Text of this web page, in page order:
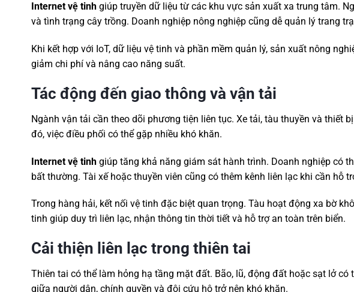
Internet vệ tinh giúp truyền dữ liệu từ các khu vực sản xuất xa trung tâm.
và tình trạng cây trồng. Doanh nghiệp nông nghiệp cũng dễ quản lý trang
Khi kết hợp với IoT, dữ liệu vệ tinh và phần mềm quản lý, sản xuất nông
giảm chi phí và nâng cao năng suất.
Tác động đến giao thông và vận tải
Ngành vận tải cần theo dõi phương tiện liên tục. Xe tải, tàu thuyền và thiết
đó, việc điều phối có thể gặp nhiều khó khăn.
Internet vệ tinh giúp tăng khả năng giám sát hành trình. Doanh nghiệp có
bất thường. Tài xế hoặc thuyền viên cũng có thêm kênh liên lạc khi cần hỗ
Trong hàng hải, kết nối vệ tinh đặc biệt quan trọng. Tàu hoạt động xa bờ
tinh giúp duy trì liên lạc, nhận thông tin thời tiết và hỗ trợ an toàn trên biển.
Cải thiện liên lạc trong thiên tai
Thiên tai có thể làm hỏng hạ tầng mặt đất. Bão, lũ, động đất hoặc sạt lở
giữa người dân, chính quyền và đội cứu hộ trở nên khó khăn.